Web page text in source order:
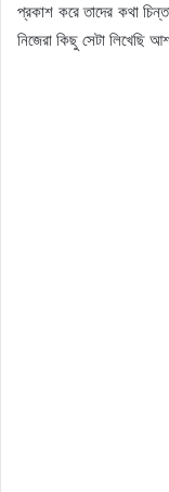
প্রকাশ করে তাদের কথা
নিজেরা কিছু সেটা লিখেছি